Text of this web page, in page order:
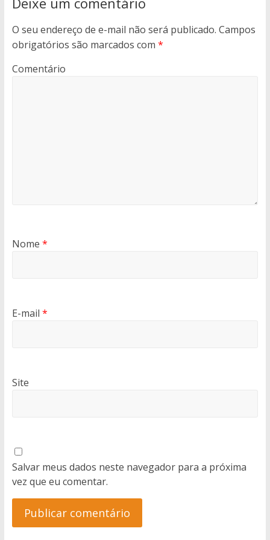
O seu endereço de e-mail não será publicado. Campos
obrigatórios são marcados com *
Comentário
Nome *
E-mail *
Site
Salvar meus dados neste navegador para a próxima
vez que eu comentar.